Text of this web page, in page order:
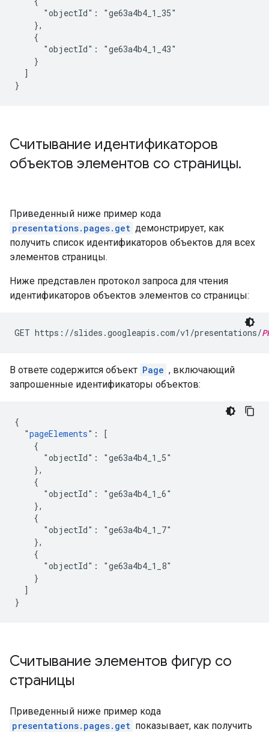
      "objectId": "ge63a4b4_1_35"
    },
    {
      "objectId": "ge63a4b4_1_43"
    }
  ]
}
Считывание идентификаторов
объектов элементов со страницы.
Приведенный ниже пример кода
presentations.pages.get демонстрирует, как
получить список идентификаторов объектов для всех
элементов страницы.
Ниже представлен протокол запроса для чтения
идентификаторов объектов элементов со страницы:
GET https://slides.googleapis.com/v1/presentations/
В ответе содержится объект Page , включающий
запрошенные идентификаторы объектов:
{
  "
pageElements": [
    {
      "objectId": "ge63a4b4_1_5"
    },
    {
      "objectId": "ge63a4b4_1_6"
    },
    {
      "objectId": "ge63a4b4_1_7"
    },
    {
      "objectId": "ge63a4b4_1_8"
    }
  ]
}
Считывание элементов фигур со
страницы
Приведенный ниже пример кода
presentations.pages.get показывает, как получить